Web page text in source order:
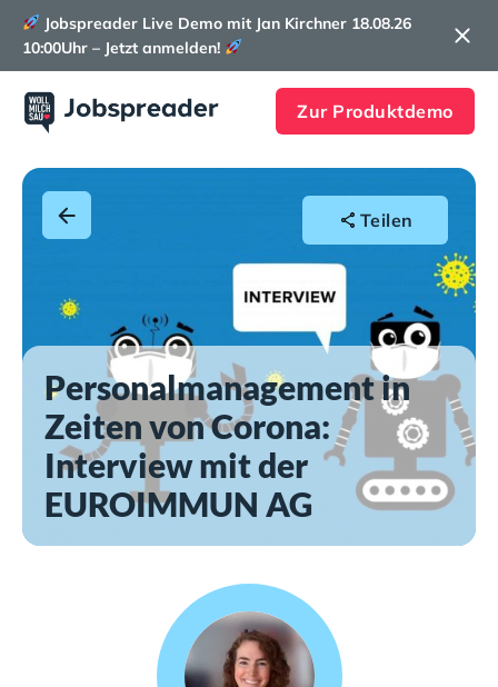
Jobspreader Live Demo mit Jan Kirchner 18.08.26
10:00Uhr – Jetzt anmelden!
Zur Produktdemo
Teilen
Personalmanagement in
Zeiten von Corona:
Interview mit der
EUROIMMUN AG